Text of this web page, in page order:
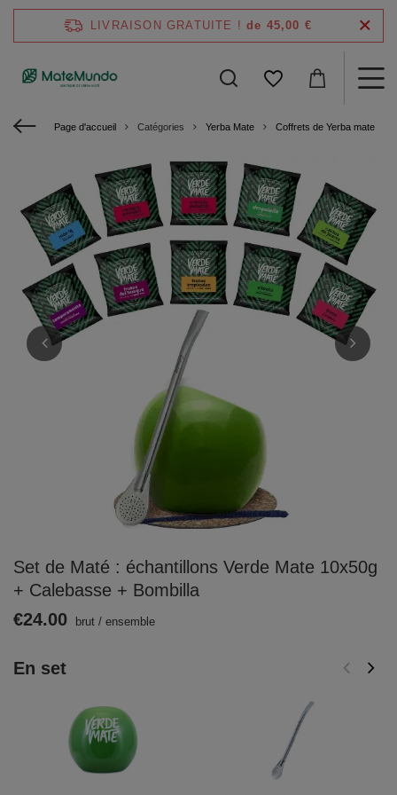
LIVRAISON GRATUITE ! de 45,00 €
Page d'accueil Catégories Yerba Mate Coffrets de Yerba mate
Set de Maté : échantillons Verde Mate 10x50g
+ Calebasse + Bombilla
En set
€24.00 brut / ensemble